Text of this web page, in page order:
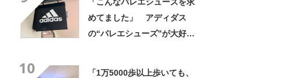
めてました」 アディダス
の“バレエシューズ”が大好
10
「1万5000歩以上歩いても、